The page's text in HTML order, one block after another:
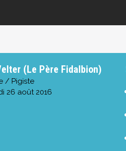
(Le Père Fidalbion)
/ Pigiste
26 août 2016